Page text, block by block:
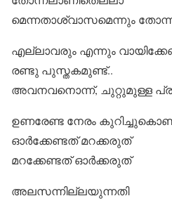
മെന്നതാശ്വാസമെന്നും
എല്ലാവരും എന്നും
രണ്ടു പുസ്തകമുണ്ട്..
അവനവനൊന്ന്, ചുറ്റുമുള്ള
ഉണരേണ്ട നേരം
ഓര്‍ക്കേണ്ടത് മറക്കരുത്
മറക്കേണ്ടത് ഓര്‍ക്കരുത്
അലസന്നില്ലയുന്നതി